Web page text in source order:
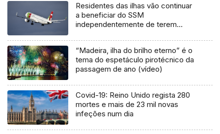
Residentes das ilhas vão continuar
a beneficiar do SSM
independentemente de terem
“Madeira, ilha do brilho eterno” é o
tema do espetáculo pirotécnico da
passagem de ano (vídeo)
Covid-19: Reino Unido regista 280
mortes e mais de 23 mil novas
infeções num dia